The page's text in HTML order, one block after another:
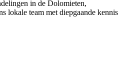
in de Dolomieten,
lokale team met diepgaande kennis